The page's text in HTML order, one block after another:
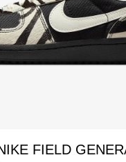
FIELD